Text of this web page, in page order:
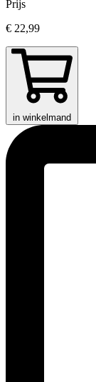
Prijs
€ 22,99
in winkelmand